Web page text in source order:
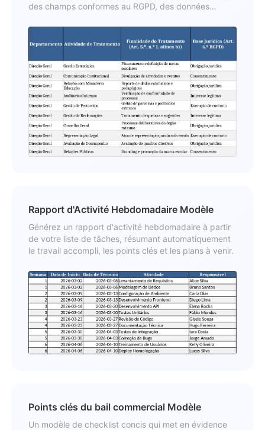
des champs conformes au RGPD, des données
Rapport d'Activité Hebdomadaire Modèle
Générez un rapport d'activité hebdomadaire à partir
de votre liste de tâches, résumant automatiquement
le travail accompli, les points clés et les plans à venir.
Points clés du bail commercial Modèle
Un modèle de checklist concis qui met en évidence